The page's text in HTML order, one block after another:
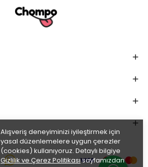
Alışveriş deneyiminizi iyileştirmek için
yasal düzenlemelere uygun çerezler
(cookies) kullanıyoruz. Detaylı bilgiye
Gizlilik ve Çerez Politikasısayfamızdan